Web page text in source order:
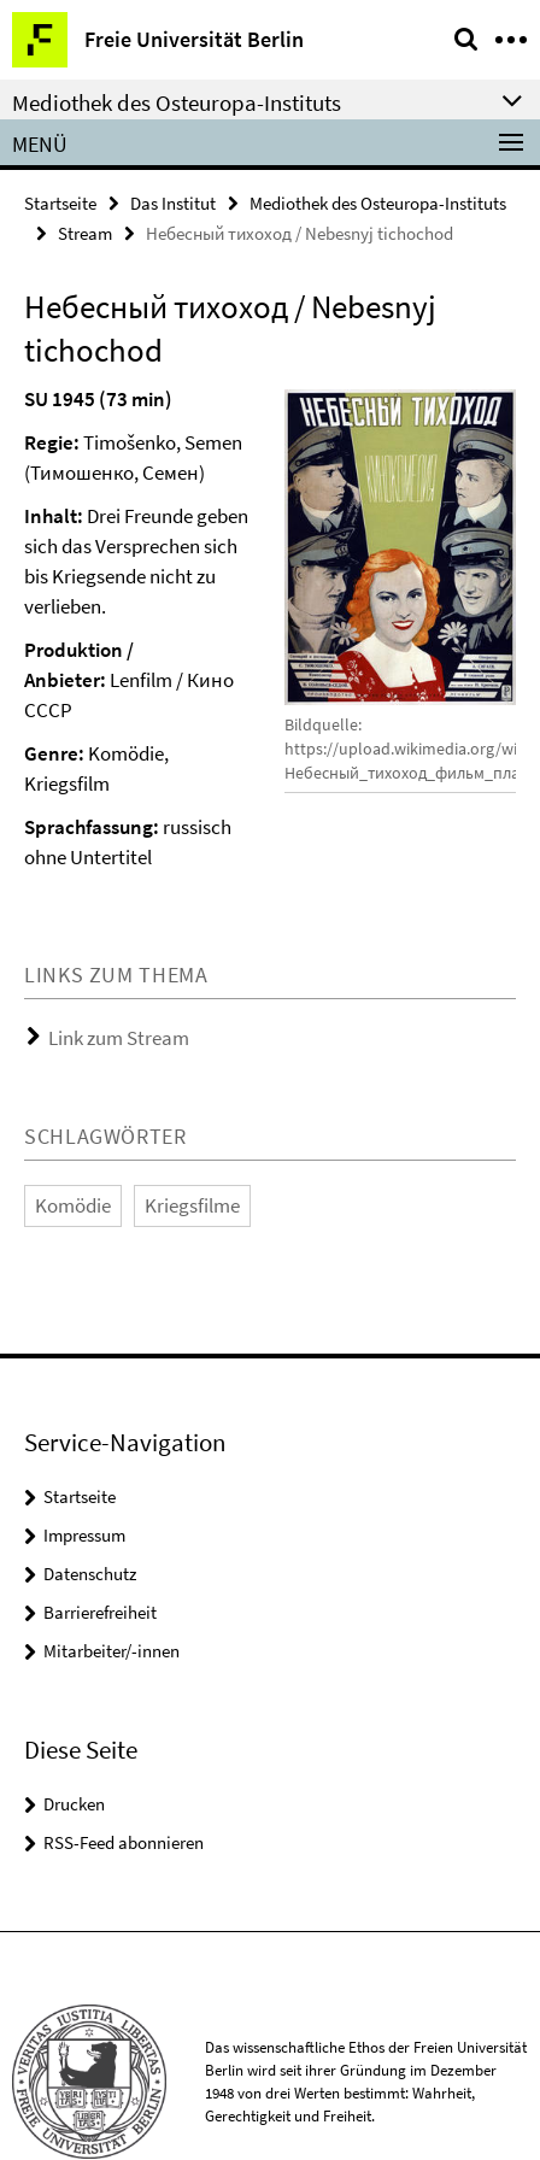
Springe
direkt
zu
Inhalt
Freie Universität Berlin
Service-
Navigation
Mediothek des Osteuropa-Instituts
MENÜ
Startseite Das Institut
Mediothek des Osteuropa-Instituts
Stream
Небесный тихоход / Nebesnyj tichochod
Небесный тихоход / Nebesnyj
tichochod
Bildquelle:
https://upload.wikimedia.org/
SU 1945 (73 min)
Regie:Timošenko, Semen
(Тимошенко, Семен)
Inhalt: Drei Freunde geben
sich das Versprechen sich
bis Kriegsende nicht zu
verlieben.
Produktion /
Anbieter: Lenfilm / Кино
СССР
Genre: Komödie,
Kriegsfilm
Sprachfassung: russisch
ohne Untertitel
LINKS ZUM THEMA
Link zum Stream
SCHLAGWÖRTER
Komödie Kriegsfilme
Service-Navigation
Startseite
Impressum
Datenschutz
Barrierefreiheit
Mitarbeiter/-innen
Diese Seite
Drucken
RSS-Feed abonnieren
Das wissenschaftliche Ethos der Freien Universität
Berlin wird seit ihrer Gründung im Dezember
1948 von drei Werten bestimmt: Wahrheit,
Gerechtigkeit und Freiheit.